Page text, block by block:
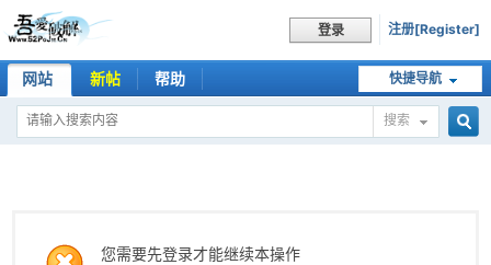
登录 注册[Register]
快捷导航
网站 新帖 帮助
搜索
您需要先登录才能继续本操作